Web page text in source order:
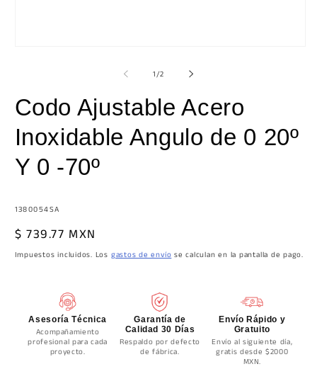
una
ventana
1/de
2
Codo Ajustable Acero
Inoxidable Angulo de 0 20º
Y 0 -70º
SKU:
1380054SA
Precio
habitual
$ 739.77 MXN
Impuestos incluidos. Los gastos de envío se calculan en la pantalla de pago.
Asesoría Técnica
Acompañamiento
profesional para cada
proyecto.
Garantía de
Calidad 30 Días
Respaldo por defecto
de fábrica.
Envío Rápido y
Gratuito
Envío al siguiente día,
gratis desde $2000
MXN.